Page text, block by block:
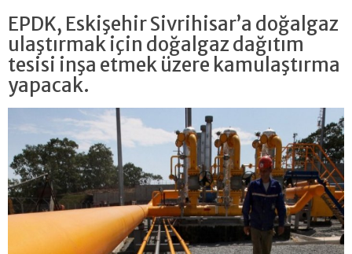
EPDK, Eskişehir Sivrihisar’a doğalgaz
ulaştırmak için doğalgaz dağıtım
tesisi inşa etmek üzere kamulaştırma
yapacak.